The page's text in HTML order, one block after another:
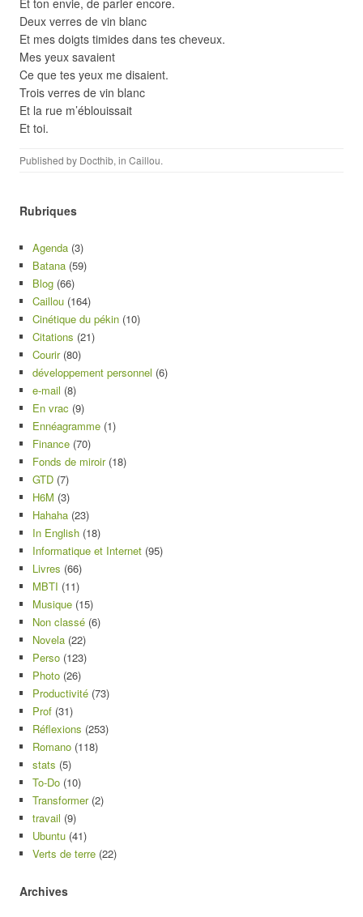
Et ton envie, de parler encore.
Deux verres de vin blanc
Et mes doigts timides dans tes cheveux.
Mes yeux savaient
Ce que tes yeux me disaient.
Trois verres de vin blanc
Et la rue m’éblouissait
Et toi.
Published by Docthib, in Caillou.
Rubriques
Agenda (3)
Batana (59)
Blog (66)
Caillou (164)
Cinétique du pékin (10)
Citations (21)
Courir(80)
développement personnel (6)
e-mail (8)
En vrac (9)
Ennéagramme (1)
Finance (70)
Fonds de miroir(18)
GTD (7)
H6M (3)
Hahaha (23)
In English (18)
Informatique et Internet (95)
Livres (66)
MBTI (11)
Musique (15)
Non classé (6)
Novela (22)
Perso (123)
Photo (26)
Productivité (73)
Prof (31)
Réflexions (253)
Romano (118)
stats (5)
To-Do (10)
Transformer(2)
travail (9)
Ubuntu (41)
Verts de terre (22)
Archives